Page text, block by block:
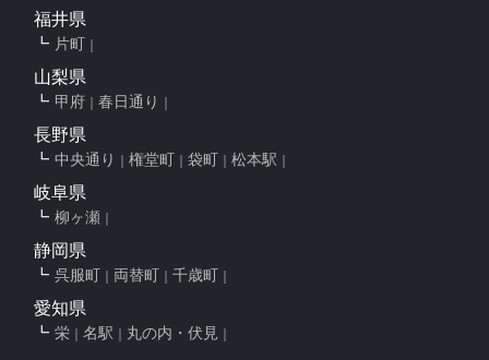
福井県
片町
山梨県
甲府 春日通り
長野県
中央通り 権堂町 袋町 松本駅
岐阜県
柳ヶ瀬
静岡県
呉服町 両替町 千歳町
愛知県
栄 名駅 丸の内・伏見